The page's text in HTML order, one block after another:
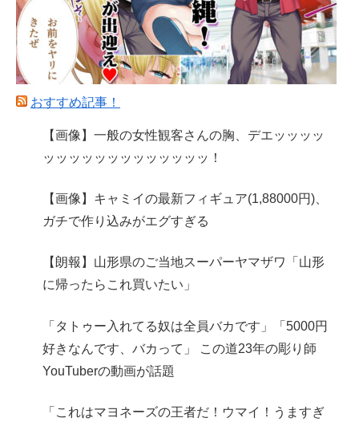
おすすめ記事！
【画像】一般の女性観客さんの胸、デエッッッッ
ッッッッッッッッッッッッッ！
【画像】キャミイの最新フィギュア(1,88000円)、
ガチで作り込みがエグすぎる
【朗報】山形県のご当地スーパーヤマザワ「山形
に帰ったらこれ買いたい」
「タトゥー入れてる奴は全員バカです」「5000円
好きなんです、バカって」 この道23年の彫り師
YouTuberの動画が話題
「これはマヨネーズの王者だ！ウマイ！うますぎ